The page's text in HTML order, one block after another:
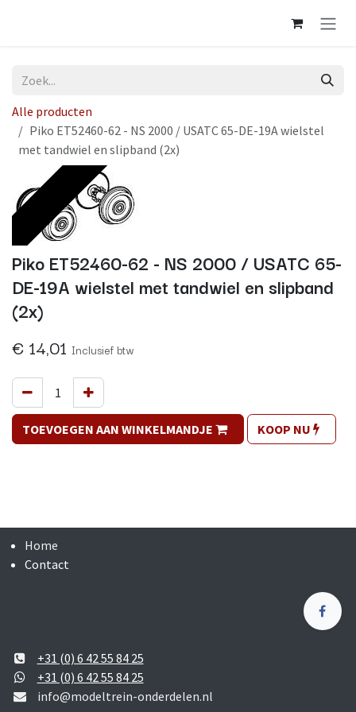
Alle producten
Piko ET52460-62 - NS 2000 / USATC 65-DE-19A wielstel
met tandwiel en slipband (2x)
Op voorraad
Piko ET52460-62 - NS 2000 / USATC 65-
DE-19A wielstel met tandwiel en slipband
(2x)
€ 14,01 Inclusief btw
TOEVOEGEN AAN WINKELMANDJE KOOP NU
Home
Contact
+31 (0) 6 42 55 84 25
+31 (0) 6 42 55 84 25
info@modeltrein-onderdelen.nl